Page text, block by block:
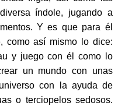
índole, jugando a
Y es que para él
como así mismo lo dice:
y juego con él como lo
un mundo con unas
con la ayuda de
o terciopelos sedosos.